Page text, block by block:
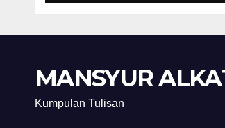
MANSYUR
Kumpulan Tulisan